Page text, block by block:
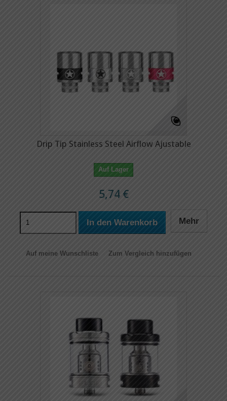
Drip Tip Stainless Steel Airflow Ajustable
Auf Lager
5,74 €
In den Warenkorb Mehr
Auf meine Wunschliste Zum Vergleich hinzufügen